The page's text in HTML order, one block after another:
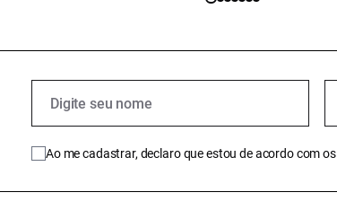
Ao me cadastrar, declaro que estou de acordo com os